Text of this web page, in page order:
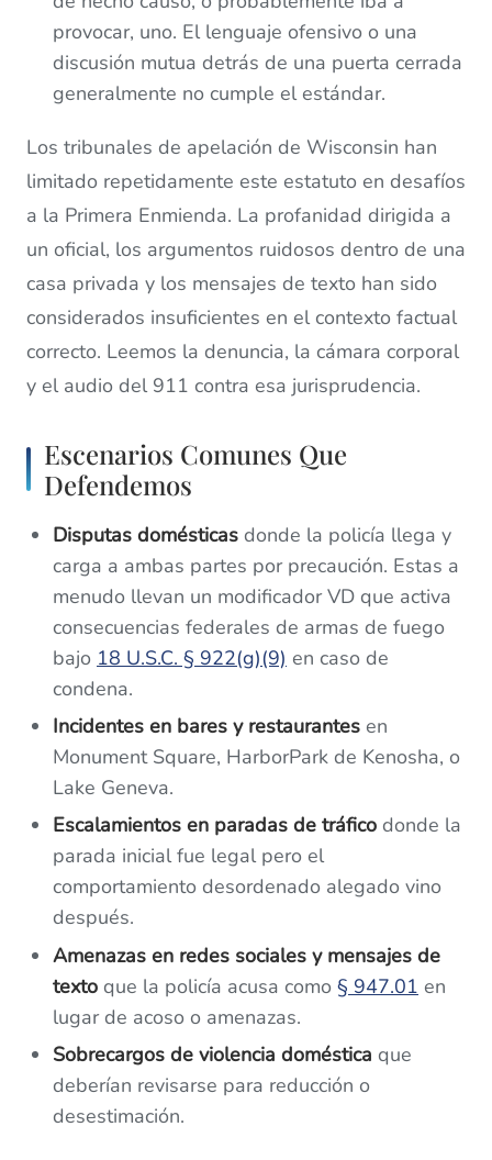
provocar, uno. El lenguaje ofensivo o una
discusión mutua detrás de una puerta cerrada
generalmente no cumple el estándar.
Los tribunales de apelación de Wisconsin han
limitado repetidamente este estatuto en desafíos
a la Primera Enmienda. La profanidad dirigida a
un oficial, los argumentos ruidosos dentro de una
casa privada y los mensajes de texto han sido
considerados insuficientes en el contexto factual
correcto. Leemos la denuncia, la cámara corporal
y el audio del 911 contra esa jurisprudencia.
Escenarios Comunes Que
Defendemos
Disputas domésticas donde la policía llega y
carga a ambas partes por precaución. Estas a
menudo llevan un modificador VD que activa
consecuencias federales de armas de fuego
bajo 18 U.S.C. § 922(g)(9) en caso de
condena.
Incidentes en bares y restaurantes en
Monument Square, HarborPark de Kenosha, o
Lake Geneva.
Escalamientos en paradas de tráfico donde la
parada inicial fue legal pero el
comportamiento desordenado alegado vino
después.
Amenazas en redes sociales y mensajes de
texto que la policía acusa como § 947.01 en
lugar de acoso o amenazas.
Sobrecargos de violencia doméstica que
deberían revisarse para reducción o
desestimación.